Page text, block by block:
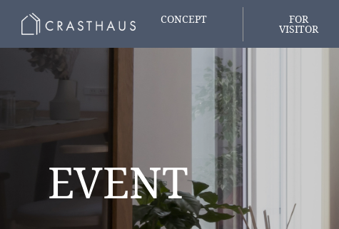
CONCEPT
FOR
VISITOR
はじめての方へ
EVENT